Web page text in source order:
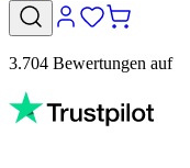
3.704 Bewertungen auf